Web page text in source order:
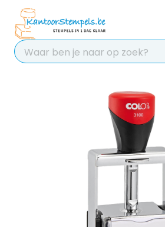
Chat 24/7 met
voor hulp
Contact